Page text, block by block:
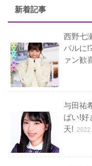
新着記事
西野七
バルに
ァン歓
与田祐
ばい!好
天!